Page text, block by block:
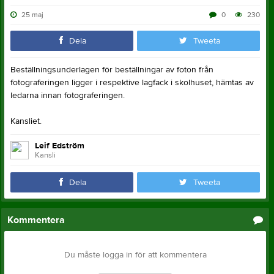
25 maj 230
0
Dela Tweeta
Beställningsunderlagen för beställningar av foton från
fotograferingen ligger i respektive lagfack i skolhuset, hämtas av
ledarna innan fotograferingen.
Kansliet.
Leif Edström
Kansli
Dela Tweeta
Kommentera
Du måste logga in för att kommentera